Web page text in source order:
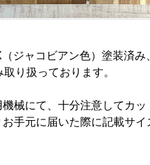
ジャコビアン色）塗装済
り扱っております。
械にて、十分注意してカ
手元に届いた際に記載サ